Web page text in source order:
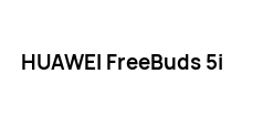
HUAWEI FreeBuds5i